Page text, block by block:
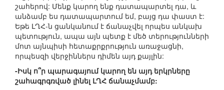
շահերով: Մենք կարող ենք դատապարտել դա, և
անձամբ ես դատապարտում եմ, բայց դա փաստ է:
Եթե ԼՂՀ-ն ցանկանում է ճանաչվել որպես անկախ
պետություն, ապա այն պետք է մեծ տերությունների
մոտ այնպիսի հետաքրքրություն առաջացնի,
որպեսզի վերջիններս դիմեն այդ քայլին:
-Իսկ ո՞ր պարագայում կարող են այդ երկրները
շահագրգռված լինել ԼՂՀ ճանաչմամբ: